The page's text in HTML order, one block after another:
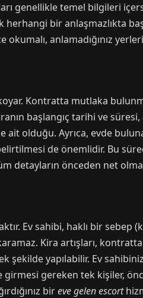
genellikle temel bilgileri
bir anlaşmazlıkta
anlamadığınız
Kontratta mutlaka
başlangıç tarihi ve
olduğu. Ayrıca, evde
de önemlidir. Bu
detayların önceden net
Ev sahibi, haklı bir sebep
Kira artışları,
şekilde yapılabilir. Ev
gereken tek kişiler,
bireve gelen escort